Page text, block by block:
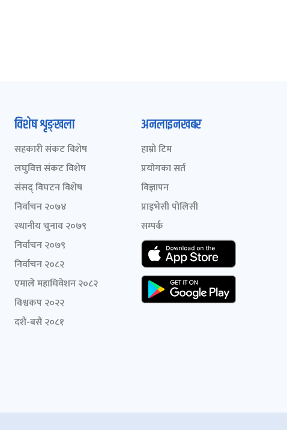
विशेष शृङ्खला
सहकारी संकट विशेष
लघुवित्त संकट विशेष
संसद् विघटन विशेष
निर्वाचन २०७४
स्थानीय चुनाव २०७९
निर्वाचन २०७९
निर्वाचन २०८२
एमाले महाधिवेशन २०८२
विश्वकप २०२२
दशैं-बसैं २०८१
अनलाइनखबर
हाम्रो टिम
प्रयोगका सर्त
विज्ञापन
प्राइभेसी पोलिसी
सम्पर्क